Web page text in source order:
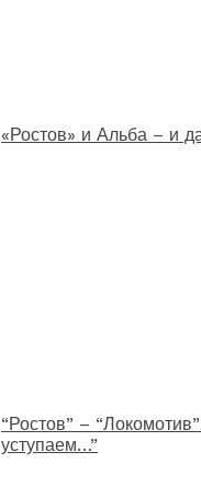
«Ростов» и Альба – и
“Ростов” –
уступаем…”